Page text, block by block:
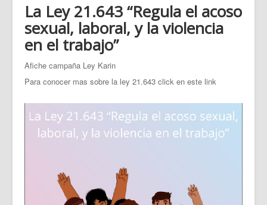
La Ley 21.643 “Regula el acoso
sexual, laboral, y la violencia
en el trabajo”
Afiche campaña Ley Karin
Para conocer mas sobre la ley 21.643 click en este link